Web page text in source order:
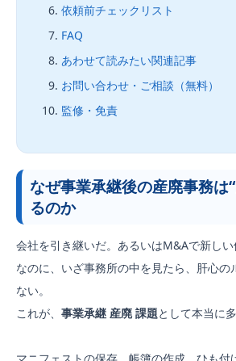
依頼前チェックリスト
FAQ
あわせて読みたい関連記事
お問い合わせ・ご相談（無料）
監修・免責
なぜ事業承継後の産廃事務は
るのか
会社を引き継いだ。あるいはM&Aで新しい
なのに、いざ事務所の中を見たら、肝心の
ない。
これが、 事業承継 産廃 課題として本当に